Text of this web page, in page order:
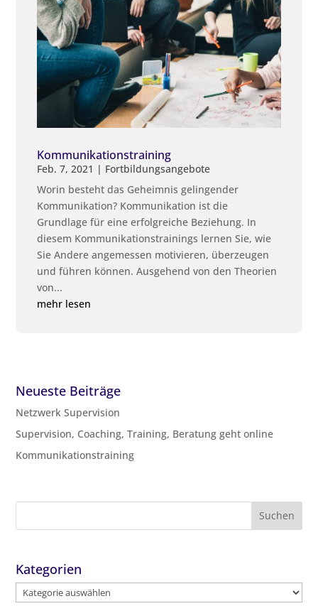
Kommunikationstraining
Feb. 7, 2021 | Fortbildungsangebote
Worin besteht das Geheimnis gelingender
Kommunikation? Kommunikation ist die
Grundlage für eine erfolgreiche Beziehung. In
diesem Kommunikationstrainings lernen Sie, wie
Sie Andere angemessen motivieren, überzeugen
und führen können. Ausgehend von den Theorien
von...
mehr lesen
Neueste Beiträge
Netzwerk Supervision
Supervision, Coaching, Training, Beratung geht online
Kommunikationstraining
Kategorien
Kategorien